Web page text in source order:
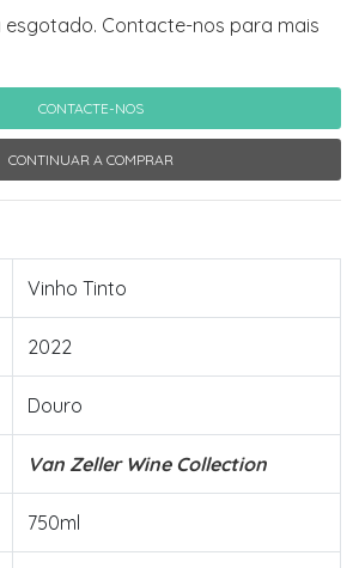
Contacte-nos para mais
CONTACTE-NOS
CONTINUAR A COMPRAR
Vinho Tinto
2022
Douro
Van Zeller Wine Collection
750ml